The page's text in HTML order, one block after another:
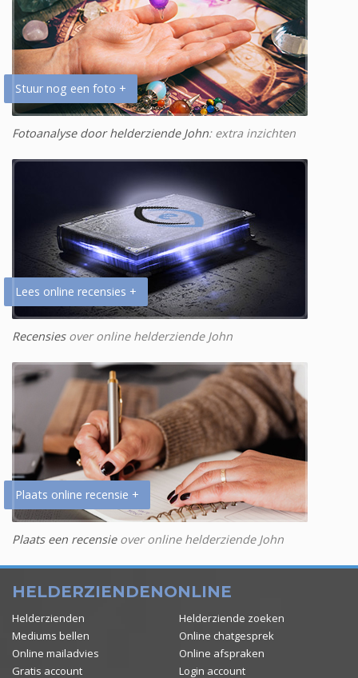
Stuur nog een foto +
Fotoanalyse door helderziende John: extra inzichten
Lees online recensies +
Recensiesover online helderziende John
Plaats online recensie +
Plaats een recensieover online helderziende John
HELDERZIENDENONLINE
Helderzienden
Helderziende zoeken
Mediums bellen
Online chatgesprek
Online mailadvies
Online afspraken
Gratis account
Login account